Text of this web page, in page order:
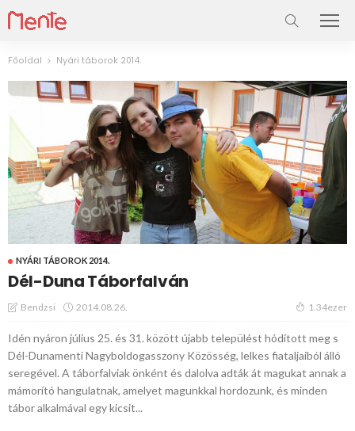
Főoldal Nyári táborok 2014.
NYÁRI TÁBOROK 2014.
Dél-Duna Táborfalván
Bendzsi 2014.08.26. 1.34ezer
Idén nyáron július 25. és 31. között újabb települést hódított meg s
Dél-Dunamenti Nagyboldogasszony Közösség, lelkes fiataljaiból álló
seregével. A táborfalviak önként és dalolva adták át magukat annak a
mámorító hangulatnak, amelyet magunkkal hordozunk, és minden
tábor alkalmával egy kicsit...